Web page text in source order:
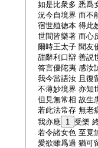
如是比衆多 悉爲
況今自境界 而不
宿世殖徳本 得此
世間皆樂著 而心
爾時王太子 聞友
甜辭利口辯 善説
答言優陀夷 感汝
我今當語汝 且復
不薄妙境界 亦知
但見無常相 故生
若此法常存 無老
我亦應 1 受樂
若令諸女色 至竟
愛欲雖爲過 猶可